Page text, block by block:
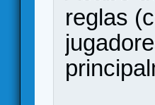
reglas